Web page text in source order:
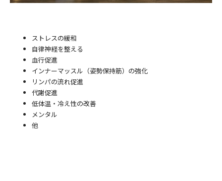
ストレスの緩和
自律神経を整える
血行促進
インナーマッスル（姿勢保持筋）の強化
リンパの流れ促進
代謝促進
低体温・冷え性の改善
メンタル
他